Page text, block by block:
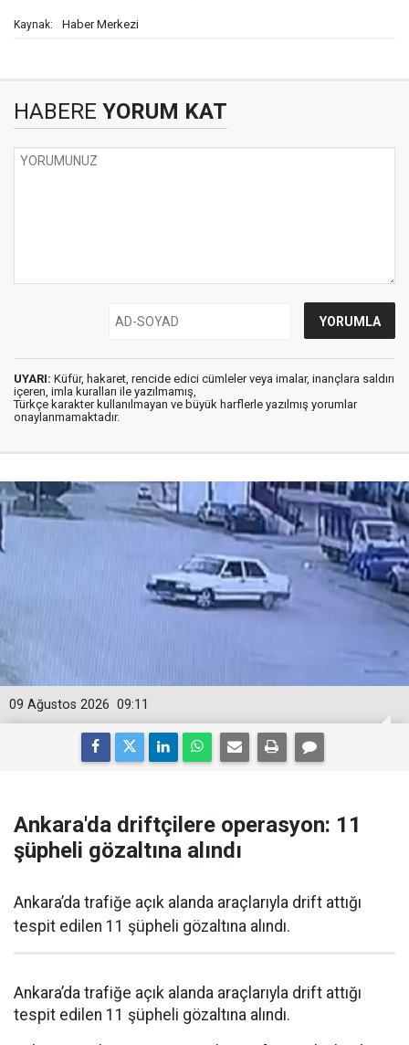
Kaynak: Haber Merkezi
HABERE YORUM KAT
UYARI: Küfür, hakaret, rencide edici cümleler veya imalar, inançlara saldırı
içeren, imla kuralları ile yazılmamış,
Türkçe karakter kullanılmayan ve büyük harflerle yazılmış yorumlar
onaylanmamaktadır.
09:11
09 Ağustos 2026
Ankara'da driftçilere operasyon: 11
şüpheli gözaltına alındı
Ankara’da trafiğe açık alanda araçlarıyla drift attığı
tespit edilen 11 şüpheli gözaltına alındı.
Ankara’da trafiğe açık alanda araçlarıyla drift attığı
tespit edilen 11 şüpheli gözaltına alındı.